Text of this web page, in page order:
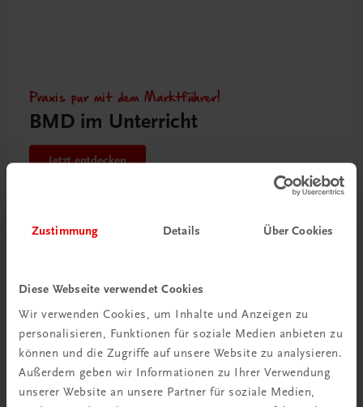
Zustimmung Details Über Cookies
Diese Webseite verwendet Cookies
Wir verwenden Cookies, um Inhalte und Anzeigen zu
personalisieren, Funktionen für soziale Medien anbieten zu
können und die Zugriffe auf unsere Website zu analysieren.
Außerdem geben wir Informationen zu Ihrer Verwendung
unserer Website an unsere Partner für soziale Medien,
Praxis pur mit dem Marktführer!
BMD im Unterricht
Jetzt entdecken